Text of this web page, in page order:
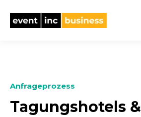
Anfrageprozess
Tagungshotels &